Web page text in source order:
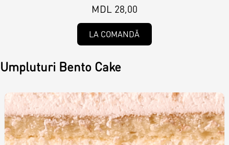
Umpluturi
Candy Bar
CakePops personalizat
Ciocolată
Desert
Croissants & muffins
MDL 28,00
LA COMANDĂ
Umpluturi Bento Cake